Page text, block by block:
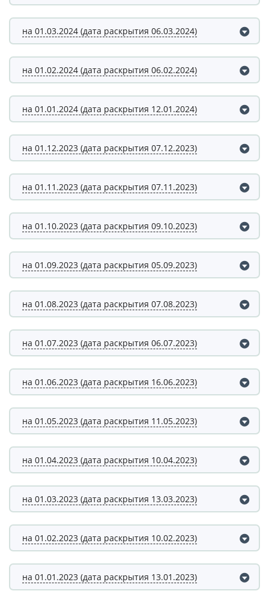
на 01.03.2024 (дата раскрытия 06.03.2024)
на 01.02.2024 (дата раскрытия 06.02.2024)
на 01.01.2024 (дата раскрытия 12.01.2024)
на 01.12.2023 (дата раскрытия 07.12.2023)
на 01.11.2023 (дата раскрытия 07.11.2023)
на 01.10.2023 (дата раскрытия 09.10.2023)
на 01.09.2023 (дата раскрытия 05.09.2023)
на 01.08.2023 (дата раскрытия 07.08.2023)
на 01.07.2023 (дата раскрытия 06.07.2023)
на 01.06.2023 (дата раскрытия 16.06.2023)
на 01.05.2023 (дата раскрытия 11.05.2023)
на 01.04.2023 (дата раскрытия 10.04.2023)
на 01.03.2023 (дата раскрытия 13.03.2023)
на 01.02.2023 (дата раскрытия 10.02.2023)
на 01.01.2023 (дата раскрытия 13.01.2023)